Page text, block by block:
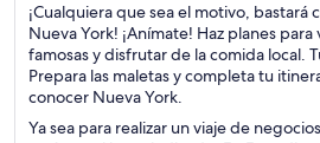
¡Cualquiera que sea el motivo, bastará
Nueva York! ¡Anímate! Haz planes
famosas y disfrutar de la comida local.
Prepara las maletas y completa tu
conocer Nueva York.
Ya sea para realizar un viaje de